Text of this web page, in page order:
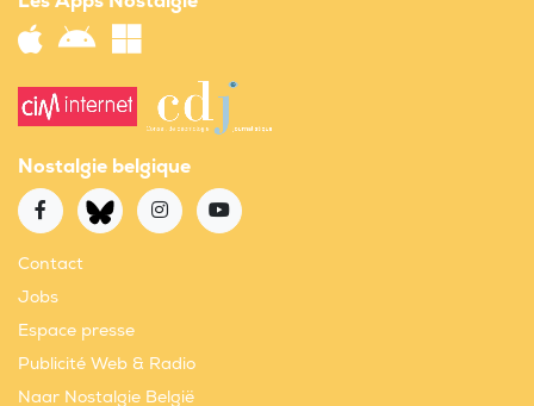
Nostalgie belgique
Contact
Jobs
Espace presse
Publicité Web & Radio
Naar Nostalgie België